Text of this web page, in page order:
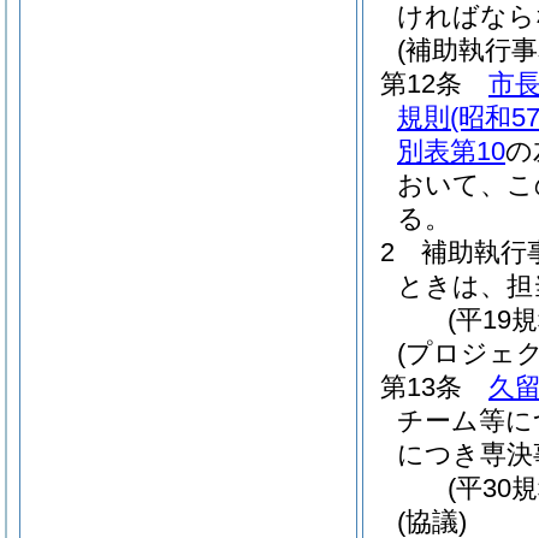
ければな
(補助執行
第12条
市
規則 (昭和
別表第10の
おいて、
る。
2
補助執行
ときは、
(平19
(プロジェ
第13条
久
チーム等
につき専
(平30
(協議)